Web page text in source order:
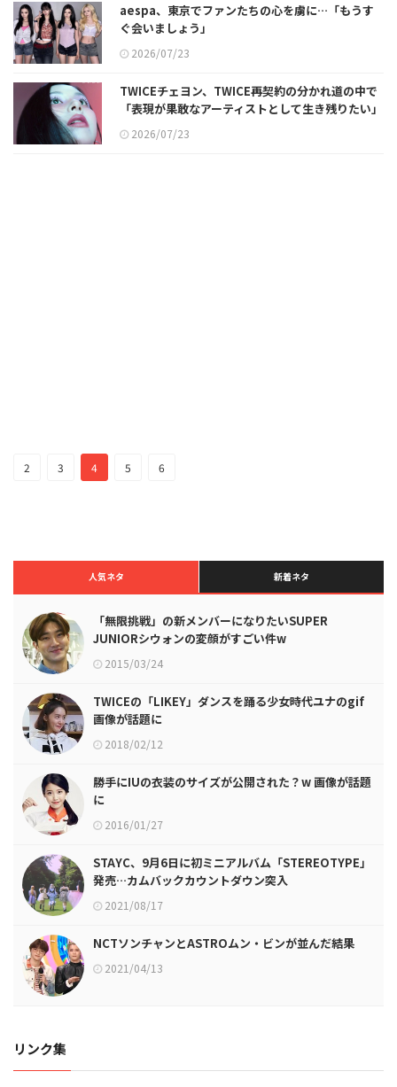
aespa、東京でファンたちの心を虜に…「もうす
ぐ会いましょう」
2026/07/23
TWICEチェヨン、TWICE再契約の分かれ道の中で
「表現が果敢なアーティストとして生き残りたい」
2026/07/23
2 3 4 5 6
人気ネタ 新着ネタ
「無限挑戦」の新メンバーになりたいSUPER
JUNIORシウォンの変顔がすごい件w
2015/03/24
TWICEの「LIKEY」ダンスを踊る少女時代ユナのgif
画像が話題に
2018/02/12
勝手にIUの衣装のサイズが公開された？w 画像が話題
に
2016/01/27
STAYC、9月6日に初ミニアルバム「STEREOTYPE」
発売…カムバックカウントダウン突入
2021/08/17
NCTソンチャンとASTROムン・ビンが並んだ結果
2021/04/13
リンク集